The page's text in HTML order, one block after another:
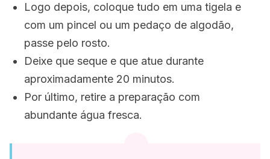
Logo depois, coloque tudo em uma tigela e
com um pincel ou um pedaço de algodão,
passe pelo rosto.
Deixe que seque e que atue durante
aproximadamente 20 minutos.
Por último, retire a preparação com
abundante água fresca.